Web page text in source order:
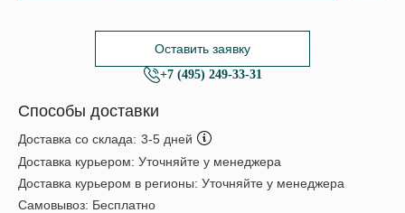
Оставить заявку
+7 (495) 249-33-31
Способы доставки
Доставка со склада: 3-5 дней
Доставка курьером: Уточняйте у менеджера
Доставка курьером в регионы: Уточняйте у менеджера
Самовывоз: Бесплатно